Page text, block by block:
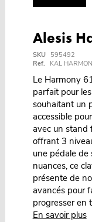
Alesis
SKU
595492
Ref.
KAL
Le Harmony
parfait pour
souhaitant un
accessible
avec un stand
offrant 3
une pédale de
nuances, ce
présente de
avancés pour
progresser en
En savoir plus